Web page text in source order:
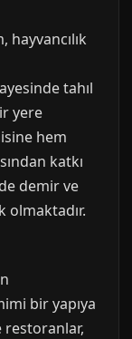
tahıl
yere
hem
katkı
demir ve
olmaktadır.
bir yapıya
restoranlar,